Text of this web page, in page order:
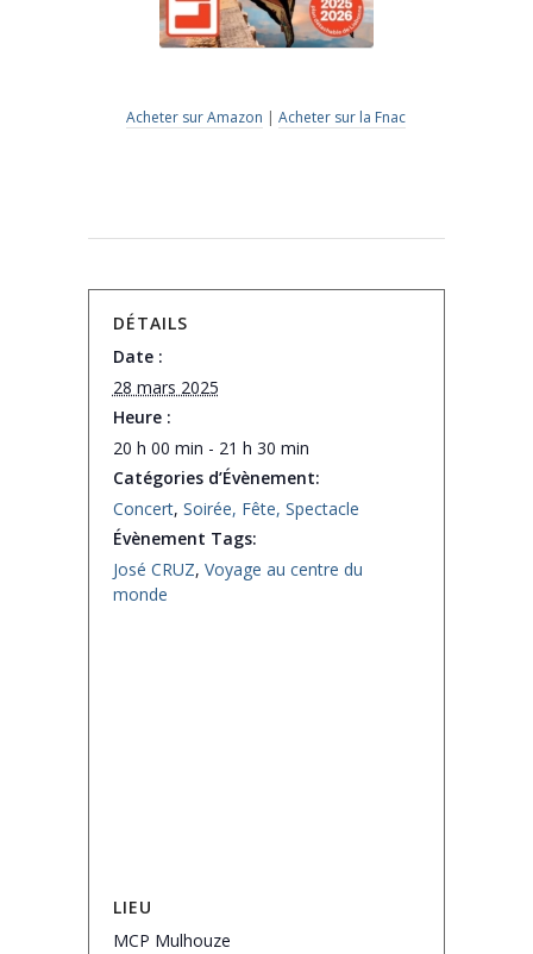
Acheter sur Amazon |Acheter sur la Fnac
DÉTAILS
Date :
28 mars 2025
Heure :
20 h 00 min - 21 h 30 min
Catégories d’Évènement:
Concert, Soirée, Fête, Spectacle
Évènement Tags:
José CRUZ, Voyage au centre du
monde
LIEU
MCP Mulhouze